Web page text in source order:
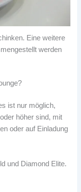
Eine weitere
werden
ist nur möglich,
höher sind, mit
oder auf Einladung
und Diamond Elite.